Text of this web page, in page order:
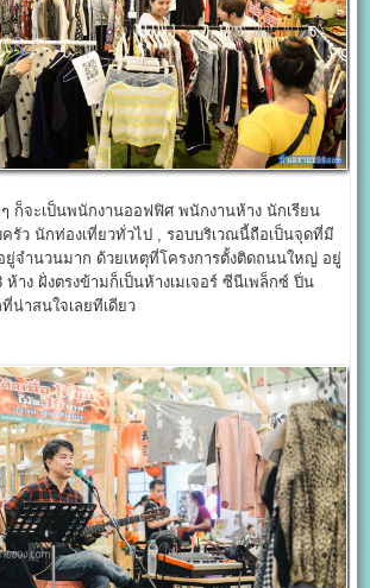
ก็จะเป็นพนักงานออฟฟิศ พนักงานห้าง นักเรียน
รัว นักท่องเที่ยวทั่วไป , รอบบริเวณนี้ถือเป็นจุดที่มี
จำนวนมาก ด้วยเหตุที่โครงการตั้งติดถนนใหญ่ อยู่
ห้าง ฝั่งตรงข้ามก็เป็นห้างเมเจอร์ ซีนีเพล็กซ์ ปิ่น
ที่น่าสนใจเลยทีเดียว